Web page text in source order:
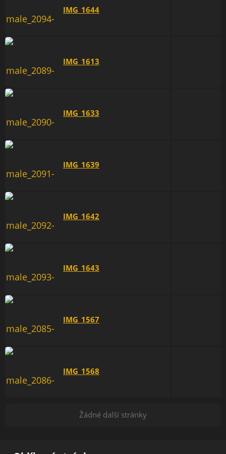
IMG_1644
IMG_1613
IMG_1633
IMG_1639
IMG_1642
IMG_1643
IMG_1567
IMG_1568
Žádné další stránky